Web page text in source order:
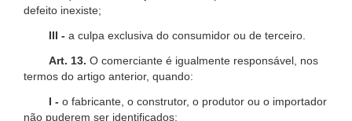
defeito inexiste;
III - a culpa exclusiva do consumidor ou de terceiro.
Art. 13. O comerciante é igualmente responsável, nos
termos do artigo anterior, quando:
I - o fabricante, o construtor, o produtor ou o importador
não puderem ser identificados;